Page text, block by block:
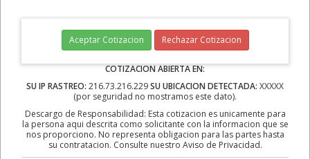
Aceptar Cotizacion Rechazar Cotizacion
COTIZACION ABIERTA EN:
SU IP RASTREO: 216.73.216.229SU UBICACION DETECTADA: XXXXX
(por seguridad no mostramos este dato).
Descargo de Responsabilidad: Esta cotizacion es unicamente para
la persona aqui descrita como solicitante con la informacion que se
nos proporciono. No representa obligacion para las partes hasta
su contratacion. Consulte nuestro Aviso de Privacidad.